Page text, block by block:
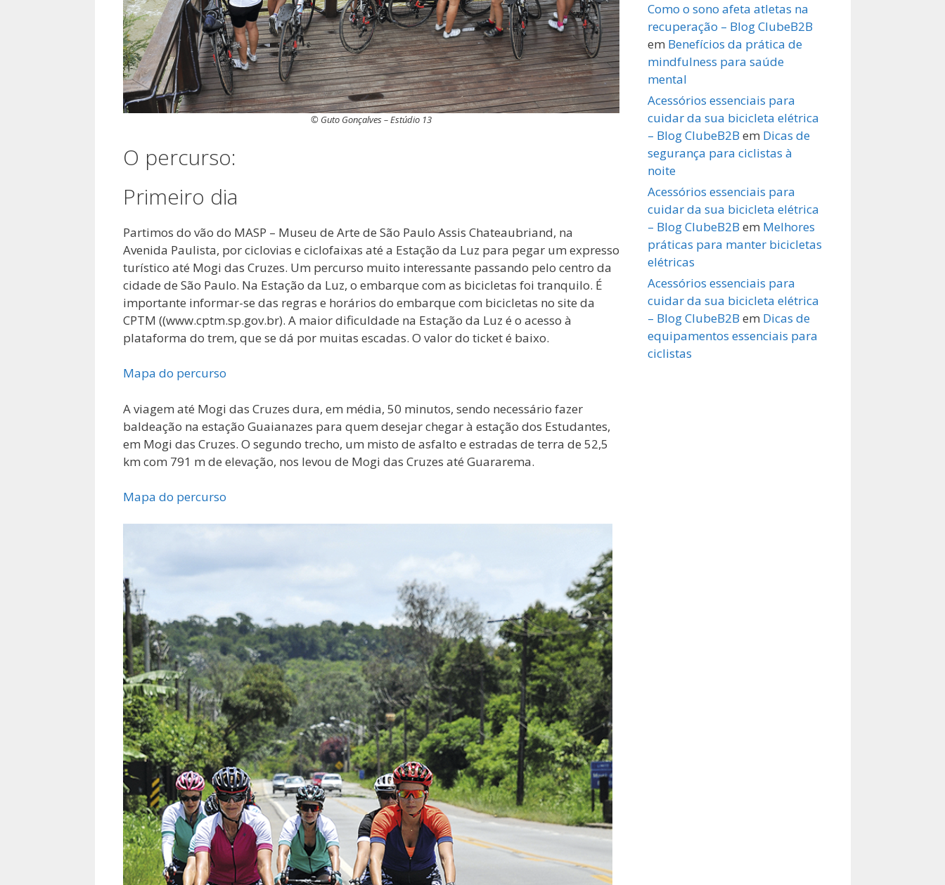
© Guto Gonçalves – Estúdio 13
O percurso:
Primeiro dia
Partimos do vão do MASP – Museu de Arte de São Paulo Assis Chateaubriand, na
Avenida Paulista, por ciclovias e ciclofaixas até a Estação da Luz para pegar um expresso
turístico até Mogi das Cruzes. Um percurso muito interessante passando pelo centro da
cidade de São Paulo. Na Estação da Luz, o embarque com as bicicletas foi tranquilo. É
importante informar-se das regras e horários do embarque com bicicletas no site da
CPTM ((www.cptm.sp.gov.br). A maior dificuldade na Estação da Luz é o acesso à
plataforma do trem, que se dá por muitas escadas. O valor do ticket é baixo.
Mapa do percurso
A viagem até Mogi das Cruzes dura, em média, 50 minutos, sendo necessário fazer
baldeação na estação Guaianazes para quem desejar chegar à estação dos Estudantes,
em Mogi das Cruzes. O segundo trecho, um misto de asfalto e estradas de terra de 52,5
km com 791 m de elevação, nos levou de Mogi das Cruzes até Guararema.
Mapa do percurso
Como o sono afeta atletas na
recuperação – Blog ClubeB2B
em Benefícios da prática de
mindfulness para saúde
mental
Acessórios essenciais para
cuidar da sua bicicleta elétrica
– Blog ClubeB2B em Dicas de
segurança para ciclistas à
noite
Acessórios essenciais para
cuidar da sua bicicleta elétrica
– Blog ClubeB2B em Melhores
práticas para manter bicicletas
elétricas
Acessórios essenciais para
cuidar da sua bicicleta elétrica
– Blog ClubeB2B em Dicas de
equipamentos essenciais para
ciclistas